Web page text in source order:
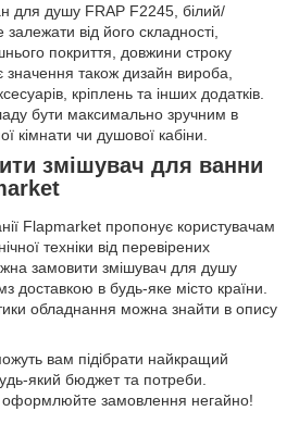
для душу FRAP F2245, білий/
від його складності,
покриття, довжини строку
значення також дизайн вироба,
кріплень та інших додатків.
бути максимально зручним в
кімнати чи душової кабіни.
змішувач для ванни
Flapmarket пропонує користувачам
техніки від перевірених
замовити змішувач для душу
доставкою в будь-яке місто країни.
обладнання можна знайти в опису
вам підібрати найкращий
який бюджет та потреби.
замовлення негайно!